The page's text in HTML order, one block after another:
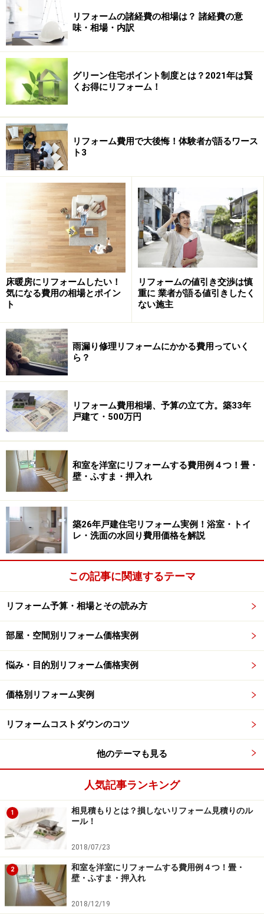
営業担当者が優しそうで、真面目そうであっても、提案の
内容や対応がいい加減でないか、しっかりと見極めましょ
う。
相変わらず悪質な営業展開をしているリフォーム業者の
話をよく聞きます。聞きなれない名前の業者だけでな
く、全国展開しているような業者でも、トラブルが多発
しているというのがリフォーム業界の現状です。
テレビのニュースや新聞などで多数報告されています
が、調べてみるといずれもその手口は共通しているもの
があります。
リフォームに限らず、悪質商法の被害に遭われた方に聞
いてみると「親切そうな営業担当者だったから、ついつ
い話を信じてしまった」という話が出てきます。「なん
とか契約さえもらえれば、後は知ったこっちゃない。客
から逃げ切るぞ！」というのが悪質業者の考え方です。
裏を返せば、悪質リフォーム業者がやっていることはパ
ターン化しているので、注意して見ていればトラブルを
回避できることも多いのです。それでは、早速その手口
からトラブル回避のポイントをご紹介しましょう。
無料点検の後、不安をあおるトーク内容に
こんな写真を突然見せられても、我が家かどうか判断つき
ません。その場で見せられてもすぐに契約するのは考え物
です。
ほとんどの悪質リフォーム業者は、「屋根」「床下」
いところを無料で点検する口実で近づいてきます。
もちろん定期点検を売りにしている誠実なリフォーム業
者もいますが、そういった業者との明らかな違いは、
「不安をあおる営業トーク」にあります。
・「屋根が傷んでいるから、すぐに直さないと崩れてき
て危ない。」
・「床下が腐っていて、このままだと家が傾いてしま
う。」
・「外壁にひびが入っていて、このままだと家の中が水
浸しになる。」
リフォームの諸経費の相場は？ 諸経費の意
味・相場・内訳
グリーン住宅ポイント制度とは？2021年は賢
くお得にリフォーム！
リフォーム費用で大後悔！体験者が語るワース
ト3
床暖房にリフォームしたい！
気になる費用の相場とポイン
ト
リフォームの値引き交渉は慎
重に 業者が語る値引きしたく
ない施主
雨漏り修理リフォームにかかる費用っていく
ら？
リフォーム費用相場、予算の立て方。築33年
戸建て・500万円
和室を洋室にリフォームする費用例４つ！畳・
壁・ふすま・押入れ
築26年戸建住宅リフォーム実例！浴室・トイ
レ・洗面の水回り費用価格を解説
この記事に関連するテーマ
リフォーム予算・相場とその読み方
部屋・空間別リフォーム価格実例
悩み・目的別リフォーム価格実例
価格別リフォーム実例
リフォームコストダウンのコツ
他のテーマも見る
人気記事ランキング
1
相見積もりとは？損しないリフォーム見積りのル
ール！
2018/07/23
2
和室を洋室にリフォームする費用例４つ！畳・
壁・ふすま・押入れ
2018/12/19